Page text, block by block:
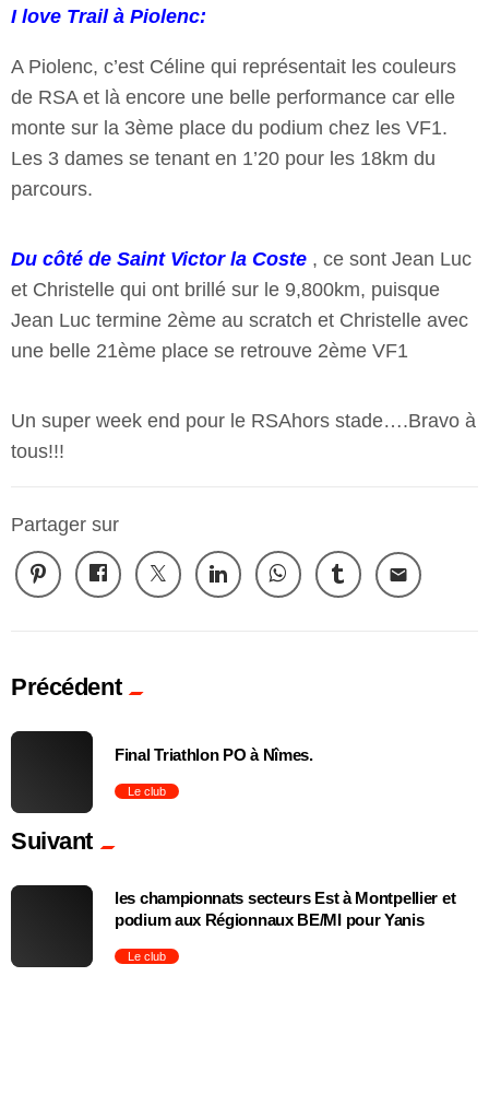
I love Trail à Piolenc:
A Piolenc, c’est Céline qui représentait les couleurs
de RSA et là encore une belle performance car elle
monte sur la 3ème place du podium chez les VF1.
Les 3 dames se tenant en 1’20 pour les 18km du
parcours.
Du côté de Saint Victor la Coste , ce sont Jean Luc
et Christelle qui ont brillé sur le 9,800km, puisque
Jean Luc termine 2ème au scratch et Christelle avec
une belle 21ème place se retrouve 2ème VF1
Un super week end pour le RSAhors stade….Bravo à
tous!!!
Partager sur
email
Précédent
trending_flat
Final Triathlon PO à Nîmes.
Le club
Suivant
les championnats secteurs Est à Montpellier et
podium aux Régionnaux BE/MI pour Yanis
Le club